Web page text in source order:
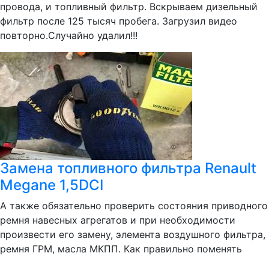
провода, и топливный фильтр. Вскрываем дизельный
фильтр после 125 тысяч пробега. Загрузил видео
повторно.Случайно удалил!!!
Замена топливного фильтра Renault
Megane 1,5DCI
А также обязательно проверить состояния приводного
ремня навесных агрегатов и при необходимости
произвести его замену, элемента воздушного фильтра,
ремня ГРМ, масла МКПП. Как правильно поменять